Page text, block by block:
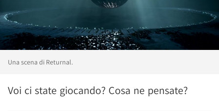
Una scena di Returnal.
Voi ci state giocando? Cosa ne pensate?